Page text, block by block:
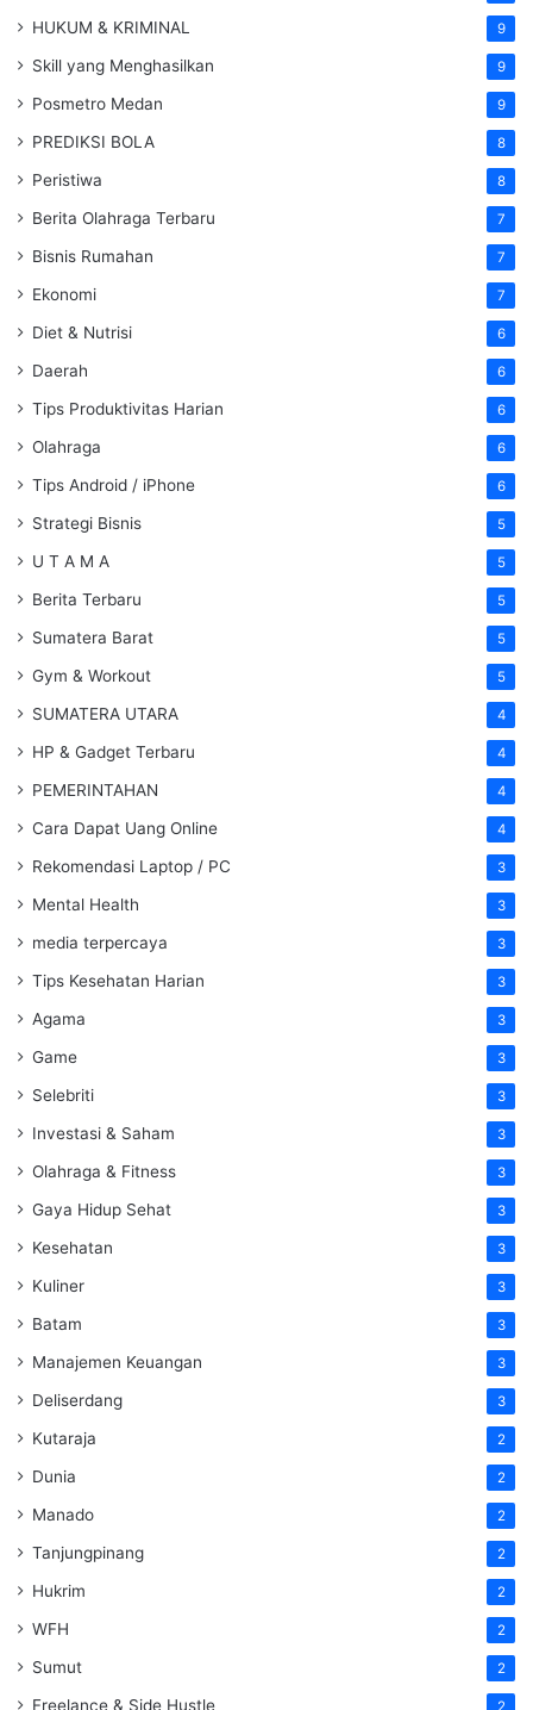
HUKUM & KRIMINAL 9
Skill yang Menghasilkan 9
Posmetro Medan 9
PREDIKSI BOLA 8
Peristiwa 8
Berita Olahraga Terbaru 7
Bisnis Rumahan 7
Ekonomi 7
Diet & Nutrisi 6
Daerah 6
Tips Produktivitas Harian 6
Olahraga 6
Tips Android / iPhone 6
Strategi Bisnis 5
U T A M A 5
Berita Terbaru 5
Sumatera Barat 5
Gym & Workout 5
SUMATERA UTARA 4
HP & Gadget Terbaru 4
PEMERINTAHAN 4
Cara Dapat Uang Online 4
Rekomendasi Laptop / PC 3
Mental Health 3
media terpercaya 3
Tips Kesehatan Harian 3
Agama 3
Game 3
Selebriti 3
Investasi & Saham 3
Olahraga & Fitness 3
Gaya Hidup Sehat 3
Kesehatan 3
Kuliner 3
Batam 3
Manajemen Keuangan 3
Deliserdang 3
Kutaraja 2
Dunia 2
Manado 2
Tanjungpinang 2
Hukrim 2
WFH 2
Sumut 2
Freelance & Side Hustle 2